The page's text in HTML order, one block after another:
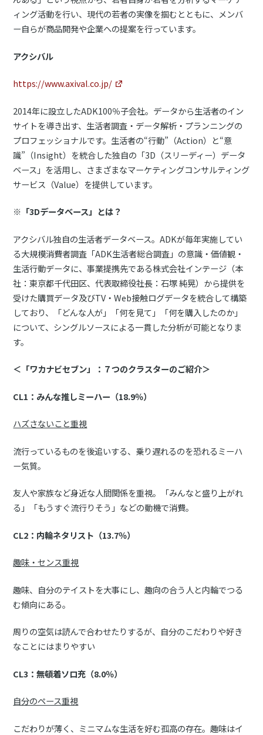
ィング活動を行い、現代の若者の実像を掴むとともに、メンバ
ー自らが商品開発や企業への提案を行っています。
アクシバル
https://www.axival.co.jp/
2014年に設立したADK100％子会社。データから生活者のイン
サイトを導き出す、生活者調査・データ解析・プランニングの
プロフェッショナルです。生活者の“行動”（Action）と“意
識”（Insight）を統合した独自の「3D（スリーディー）データ
ベース」を活用し、さまざまなマーケティングコンサルティング
サービス（Value）を提供しています。
※「3Dデータベース」とは？
アクシバル独自の生活者データベース。ADKが毎年実施してい
る大規模消費者調査「ADK生活者総合調査」の意識・価値観・
生活行動データに、事業提携先である株式会社インテージ（本
社：東京都千代田区、代表取締役社長：石塚 純晃）から提供を
受けた購買データ及びTV・Web接触ログデータを統合して構築
しており、「どんな人が」「何を見て」「何を購入したのか」
について、シングルソースによる一貫した分析が可能となりま
す。
＜「ワカナビセブン」：７つのクラスターのご紹介＞
CL1：みんな推しミーハー（18.9％）
ハズさないこと重視
流行っているものを後追いする、乗り遅れるのを恐れるミーハ
ー気質。
友人や家族など身近な人間関係を重視。「みんなと盛り上がれ
る」「もうすぐ流行りそう」などの動機で消費。
CL2：内輪ネタリスト（13.7％）
趣味・センス重視
趣味、自分のテイストを大事にし、趣向の合う人と内輪でつる
む傾向にある。
周りの空気は読んで合わせたりするが、自分のこだわりや好き
なことにはまりやすい
CL3：無頓着ソロ充（8.0％）
自分のペース重視
こだわりが薄く、ミニマムな生活を好む孤高の存在。趣味はイ